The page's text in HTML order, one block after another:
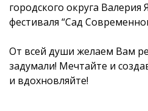
городского округа
фестиваля “Сад
От всей души желаем Вам
задумали! Мечтайте и
и вдохновляйте!